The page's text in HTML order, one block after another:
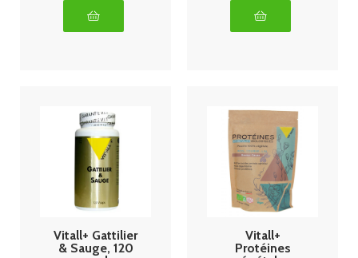
Vitall+ Gattilier
& Sauge, 120
Vitall+
Protéines